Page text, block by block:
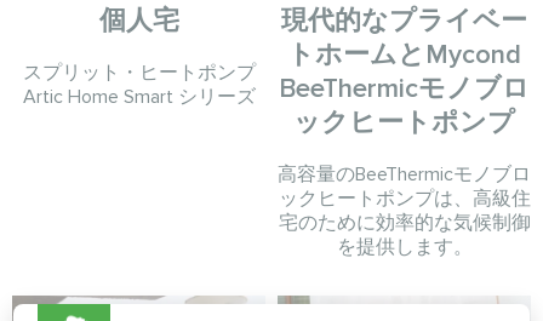
個人宅
スプリット・ヒートポンプ
Artic Home Smart シリーズ
現代的なプライベー
トホームとMycond
BeeThermicモノブロ
ックヒートポンプ
高容量のBeeThermicモノブロ
ックヒートポンプは、高級住
宅のために効率的な気候制御
を提供します。